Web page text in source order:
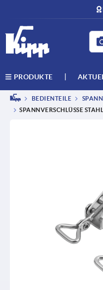
PRODUKTE
BEDIENTEILE
SPANNVERSCHLÜSSE